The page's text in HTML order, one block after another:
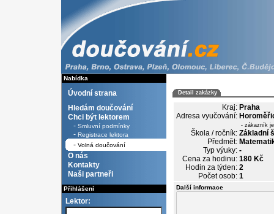
Nabídka
Úvodní strana
Hledám doučování
Chci být lektorem
- Smluvní podmínky
- Registrace lektora
- Volná doučování
O nás
Kontakty
Naši partneři
Přihlášení
Lektor:
Detail zakázky
Kraj: Praha
Adresa vyučování:
- zákazník
Škola / ročník: Základní
Předmět:
Typ výuky: -
Cena za hodinu: 180 Kč
Hodin za týden: 2
Počet osob: 1
Další informace